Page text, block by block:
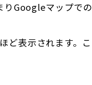
りGoogleマップでの
ど表示されます。こ